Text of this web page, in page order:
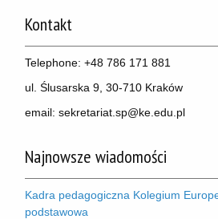
Europejska Niepubliczna
z Oddziałami
This page can't load Google
Do you own this
Kontakt
Telephone: +48 786 171 881
ul. Ślusarska 9, 30-710 Kraków
email: sekretariat.sp@ke.edu.pl
Najnowsze wiadomości
Kadra pedagogiczna Kolegium
podstawowa